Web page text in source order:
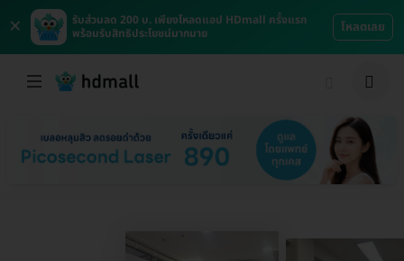
×
รับส่วนลด 200 บ. เพียงโหลดแอป HDmall ครั้งแรก
พร้อมรับสิทธิประโยชน์มากมาย
โหลดเลย